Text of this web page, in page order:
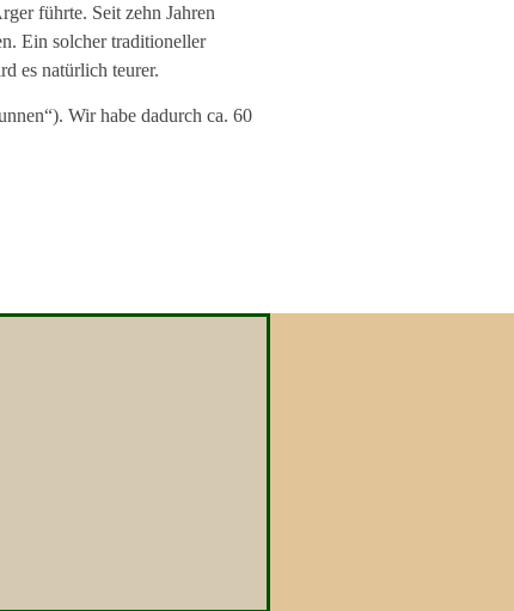
führte. Seit zehn Jahren
Ein solcher traditioneller
es natürlich teurer.
Wir habe dadurch ca. 60